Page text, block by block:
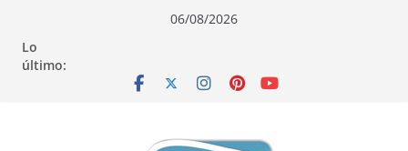
contenido
navegación
contenido
06/08/2026
Lo
último: